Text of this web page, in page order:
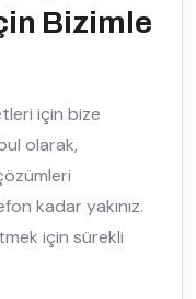
Bizimle
için bize
olarak,
kadar yakınız.
için sürekli